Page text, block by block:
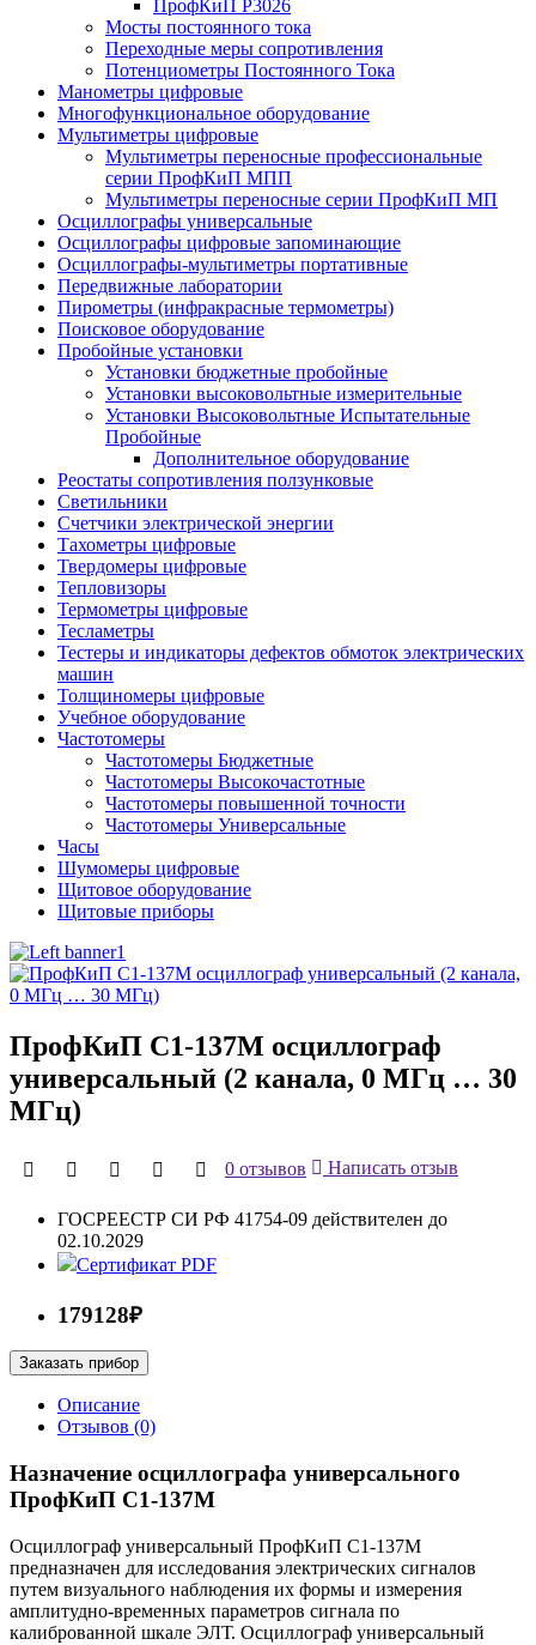
ПрофКиП Р3026
Мосты постоянного тока
Переходные меры сопротивления
Потенциометры Постоянного Тока
Манометры цифровые
Многофункциональное оборудование
Мультиметры цифровые
Мультиметры переносные профессиональные
серии ПрофКиП МПП
Мультиметры переносные серии ПрофКиП МП
Осциллографы универсальные
Осциллографы цифровые запоминающие
Осциллографы-мультиметры портативные
Передвижные лаборатории
Пирометры (инфракрасные термометры)
Поисковое оборудование
Пробойные установки
Установки бюджетные пробойные
Установки высоковольтные измерительные
Установки Высоковольтные Испытательные
Пробойные
Дополнительное оборудование
Реостаты сопротивления ползунковые
Светильники
Счетчики электрической энергии
Тахометры цифровые
Твердомеры цифровые
Тепловизоры
Термометры цифровые
Тесламетры
Тестеры и индикаторы дефектов обмоток электрических
машин
Толщиномеры цифровые
Учебное оборудование
Частотомеры
Частотомеры Бюджетные
Частотомеры Высокочастотные
Частотомеры повышенной точности
Частотомеры Универсальные
Часы
Шумомеры цифровые
Щитовое оборудование
Щитовые приборы
ПрофКиП С1-137М осциллограф
универсальный (2 канала, 0 МГц … 30
МГц)
0 отзывов Написать отзыв
ГОСРЕЕСТР СИ РФ 41754-09 действителен до
02.10.2029
Сертификат PDF
179128₽
Заказать прибор
Описание
Отзывов (0)
Назначение осциллографа универсального
ПрофКиП С1-137М
Осциллограф универсальный ПрофКиП С1-137М
предназначен для исследования электрических сигналов
путем визуального наблюдения их формы и измерения
амплитудно-временных параметров сигнала по
калиброванной шкале ЭЛТ. Осциллограф универсальный